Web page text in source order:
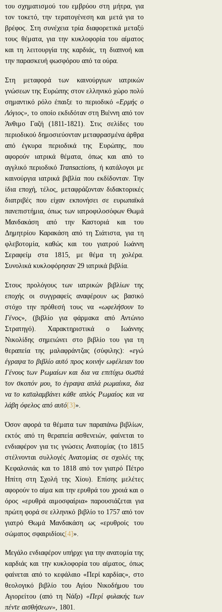
του σχηματισμού του εμβρύου στη μήτρα, για
τον τοκετό, την τερατογένεση και μετά για το
βρέφος. Στη συνέχεια τρία διαφορετικά μεταξύ
τους θέματα, για την κυκλοφορία του αίματος
και τη λειτουργία της καρδιάς, τη διαπνοή και
την παρασκευή φωσφόρου από τα ούρα.
Στη μεταφορά των καινούργιων ιατρικών
γνώσεων της Ευρώπης στον ελληνικό χώρο πολύ
σημαντικό ρόλο έπαιξε το περιοδικό «Ερμής ο
Λόγιος» , το οποίο εκδιδόταν στη Βιέννη από τον
Άνθιμο Γαζή (1811-1821). Στις σελίδες του
περιοδικού δημοσιεύονταν μεταφρασμένα άρθρα
από έγκυρα περιοδικά της Ευρώπης, που
αφορούν ιατρικά θέματα, όπως και από το
αγγλικό περιοδικό Transactions
ή κατάλογοι με
καινούργια ιατρικά βιβλία που εκδίδονταν. Την
ίδια εποχή, τέλος, μεταφράζονταν διδακτορικές
διατριβές που είχαν εκπονήσει σε ευρωπαϊκά
πανεπιστήμια, όπως των ιατροφιλοσόφων Θωμά
Μανδακάση από την Καστοριά και του
Δημητρίου Καρακάση από τη Σιάτιστα, για τη
φλεβοτομία, καθώς και του γιατρού Ιωάννη
Σεραφείμ στα 1815, με θέμα τη χολέρα.
Συνολικά κυκλοφόρησαν 29 ιατρικά βιβλία.
Στους προλόγους των ιατρικών βιβλίων της
εποχής οι συγγραφείς αναφέρουν ως βασικό
στόχο την πρόθεσή τους να «ωφελήσουν το
Γένος», (βιβλίο για φάρμακα από Αντώνιο
Στρατηγό). Χαρακτηριστικά ο Ιωάννης
Νικολίδης σημειώνει στο βιβλίο του για τη
θεραπεία της μαλαφράντζας (σύφιλης): «εγώ
έγραψα το βιβλίο αυτό προς κοινήν ωφέλειαν του
Γένους των Ρωμαίων και δια να επιτύχω σωστά
τον σκοπόν μου, το έγραψα απλά ρωμαίικα, δια
να το καταλαμβάνει κάθε απλός Ρωμαίος και να
λάβη όφελος από αυτό[3]».
Όσον αφορά τα θέματα των παραπάνω βιβλίων,
εκτός από τη θεραπεία ασθενειών, φαίνεται το
ενδιαφέρον για τις γνώσεις Ανατομίας (το 1815
στέλνονται συλλογές Ανατομίας σε σχολές της
Κεφαλονιάς και το 1818 από τον γιατρό Πέτρο
Ηπίτη στη Σχολή της Χίου). Επίσης μελέτες
αφορούν το αίμα και την ερυθρά του χροιά και ο
όρος «ερυθρά αιμοσφαίρια» παρουσιάζεται για
πρώτη φορά σε ελληνικό βιβλίο το 1757 από τον
γιατρό Θωμά Μανδακάση ως «ερυθροίς του
σώματος σφαιριδίοις[4]».
Μεγάλο ενδιαφέρον υπήρχε για την ανατομία της
καρδιάς και την κυκλοφορία του αίματος, όπως
φαίνεται από το κεφάλαιο «Περί καρδίας», στο
θεολογικό βιβλίο του Αγίου Νικοδήμου του
Αγιορείτου (από τη Νάξο) «Περί φυλακής των
πέντε αισθήσεων», 1801.